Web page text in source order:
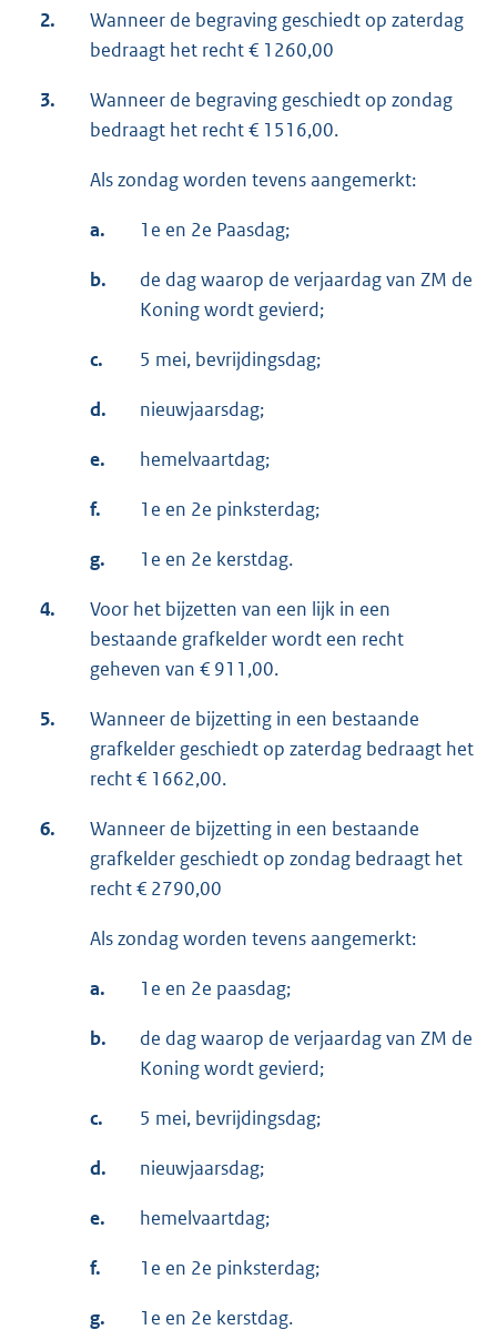
2.
Wanneer de begraving geschiedt op zaterdag
bedraagt het recht € 1260,00
3.
Wanneer de begraving geschiedt op zondag
bedraagt het recht € 1516,00.
Als zondag worden tevens aangemerkt:
a. 1e en 2e Paasdag;
b.
de dag waarop de verjaardag van ZM de
Koning wordt gevierd;
c. 5 mei, bevrijdingsdag;
d. nieuwjaarsdag;
e. hemelvaartdag;
f. 1e en 2e pinksterdag;
g. 1e en 2e kerstdag.
4.
Voor het bijzetten van een lijk in een
bestaande grafkelder wordt een recht
geheven van € 911,00.
5.
Wanneer de bijzetting in een bestaande
grafkelder geschiedt op zaterdag bedraagt het
recht € 1662,00.
6.
Wanneer de bijzetting in een bestaande
grafkelder geschiedt op zondag bedraagt het
recht € 2790,00
Als zondag worden tevens aangemerkt:
a. 1e en 2e paasdag;
b.
de dag waarop de verjaardag van ZM de
Koning wordt gevierd;
c. 5 mei, bevrijdingsdag;
d. nieuwjaarsdag;
e. hemelvaartdag;
f. 1e en 2e pinksterdag;
g. 1e en 2e kerstdag.